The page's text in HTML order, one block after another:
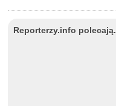
Reporterzy.info polecają.